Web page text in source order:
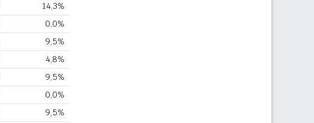
14,3%
0,0%
9,5%
4,8%
9,5%
0,0%
9,5%